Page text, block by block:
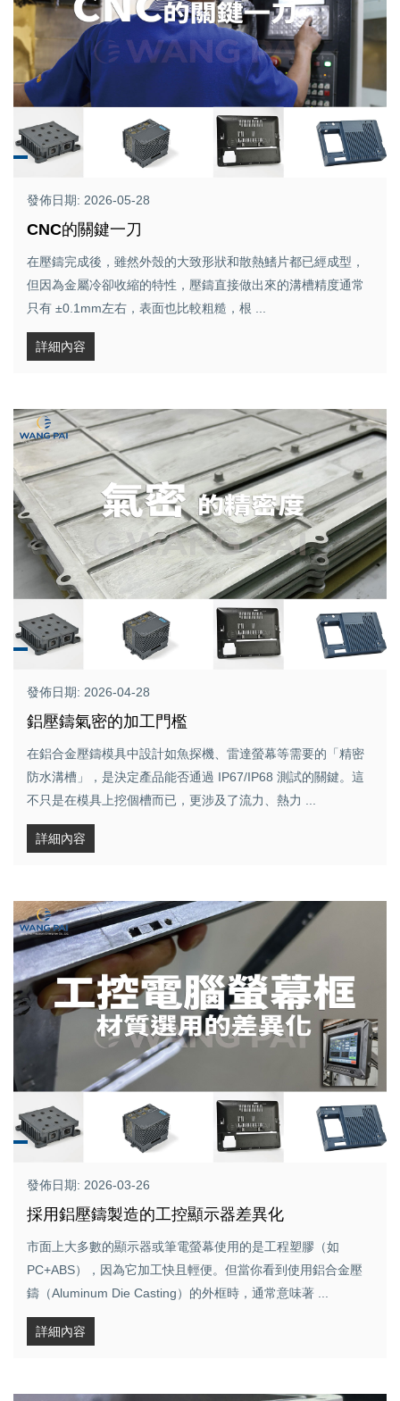
發佈日期: 2026-05-28
CNC的關鍵一刀
在壓鑄完成後，雖然外殼的大致形狀和散熱鰭片都已經成型，
但因為金屬冷卻收縮的特性，壓鑄直接做出來的溝槽精度通常
只有 ±0.1mm左右，表面也比較粗糙，根 ...
詳細內容
發佈日期: 2026-04-28
鋁壓鑄氣密的加工門檻
在鋁合金壓鑄模具中設計如魚探機、雷達螢幕等需要的「精密
防水溝槽」，是決定產品能否通過 IP67/IP68 測試的關鍵。這
不只是在模具上挖個槽而已，更涉及了流力、熱力 ...
詳細內容
發佈日期: 2026-03-26
採用鋁壓鑄製造的工控顯示器差異化
市面上大多數的顯示器或筆電螢幕使用的是工程塑膠（如
PC+ABS），因為它加工快且輕便。但當你看到使用鋁合金壓
鑄（Aluminum Die Casting）的外框時，通常意味著 ...
詳細內容